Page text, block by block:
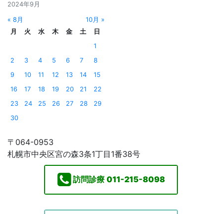
2024年9月
« 8月
10月 »
月
火 水 木 金 土
日
1
2
3 4 5 6 7
8
9
10 11 12 13 14
15
16
17 18 19 20 21
22
23
24 25 26 27 28
29
30
〒064-0953
札幌市中央区宮の森3条1丁目1番38号
訪問診療 011-215-8098